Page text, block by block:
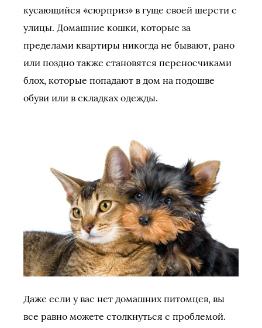
кусающийся «сюрприз» в гуще своей шерсти с
улицы. Домашние кошки, которые за
пределами квартиры никогда не бывают, рано
или поздно также становятся переносчиками
блох, которые попадают в дом на подошве
обуви или в складках одежды.
Даже если у вас нет домашних питомцев, вы
все равно можете столкнуться с проблемой.